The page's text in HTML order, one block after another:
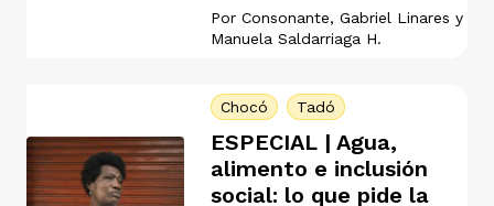
Por Consonante, Gabriel Linares y
Manuela Saldarriaga H.
Chocó Tadó
ESPECIAL | Agua,
alimento e inclusión
social: lo que pide la
Ana